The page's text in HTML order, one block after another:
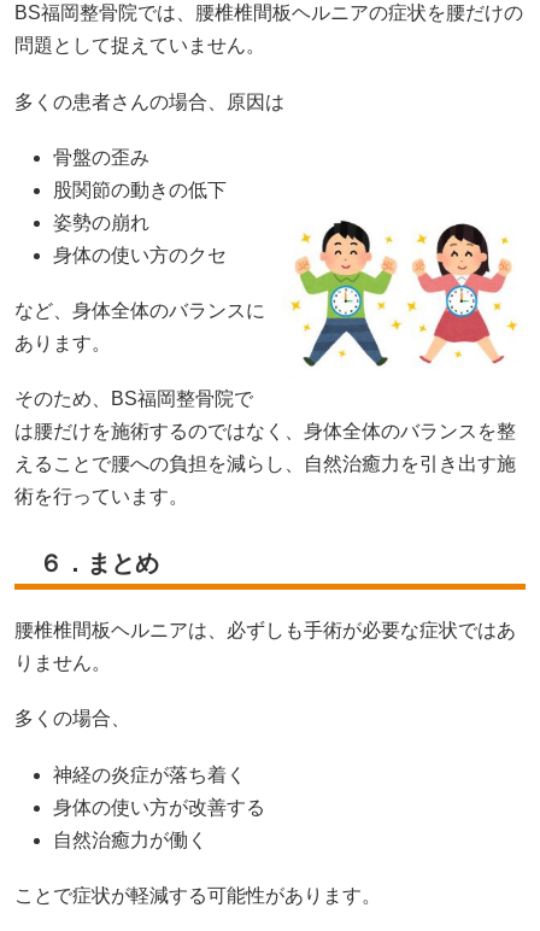
BS福岡整骨院では、腰椎椎間板ヘルニアの症状を腰だけの
問題として捉えていません。
多くの患者さんの場合、原因は
骨盤の歪み
股関節の動きの低下
姿勢の崩れ
身体の使い方のクセ
など、身体全体のバランスに
あります。
そのため、BS福岡整骨院で
は腰だけを施術するのではなく、身体全体のバランスを整
えることで腰への負担を減らし、自然治癒力を引き出す施
術を行っています。
６．まとめ
腰椎椎間板ヘルニアは、必ずしも手術が必要な症状ではあ
りません。
多くの場合、
神経の炎症が落ち着く
身体の使い方が改善する
自然治癒力が働く
ことで症状が軽減する可能性があります。